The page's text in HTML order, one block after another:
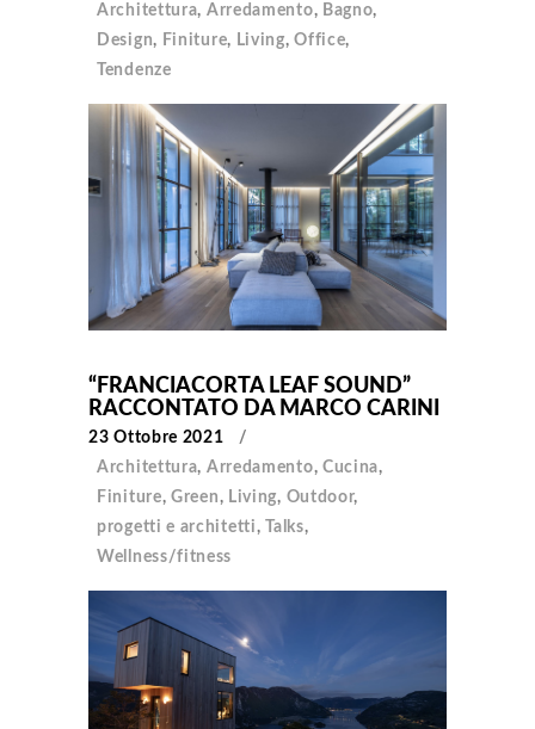
Architettura, Arredamento, Bagno,
Design, Finiture, Living,Office,
Tendenze
“FRANCIACORTA LEAF SOUND”
RACCONTATO DA MARCO CARINI
23 Ottobre 2021
Architettura, Arredamento, Cucina,
Finiture,Green, Living, Outdoor,
progetti e architetti,Talks,
Wellness/fitness